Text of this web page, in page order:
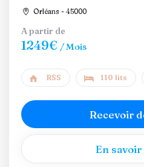
Orléans - 45000
A partir de
1249€ / Mois
RSS 110 lits
Recevoir
En